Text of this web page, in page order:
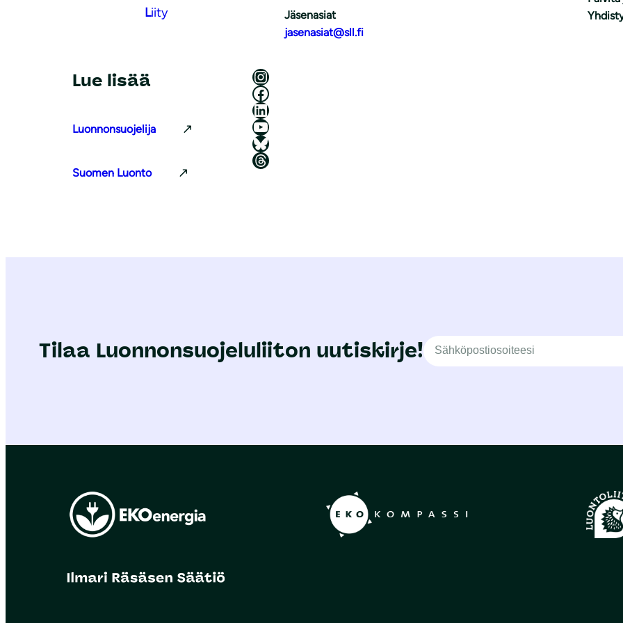
Liity
Jäsenasiat
jasenasiat@sll.fi
Lue lisää
Luonnonsuojelija
Suomen Luonto
Luonnonsuojeluliitto Instagramissa
Luonnonsuojeluliitto Facebookissa
Luonnonsuojeluliitto LinkedInissä
Luonnonsuojeluliiton YouTube-kanava
Luonnonsuojeluliitto Blueskyssa
Luonnonsuojeluliitto Threadsissa
Tilaa Luonnonsuojeluliiton uutiskirje!